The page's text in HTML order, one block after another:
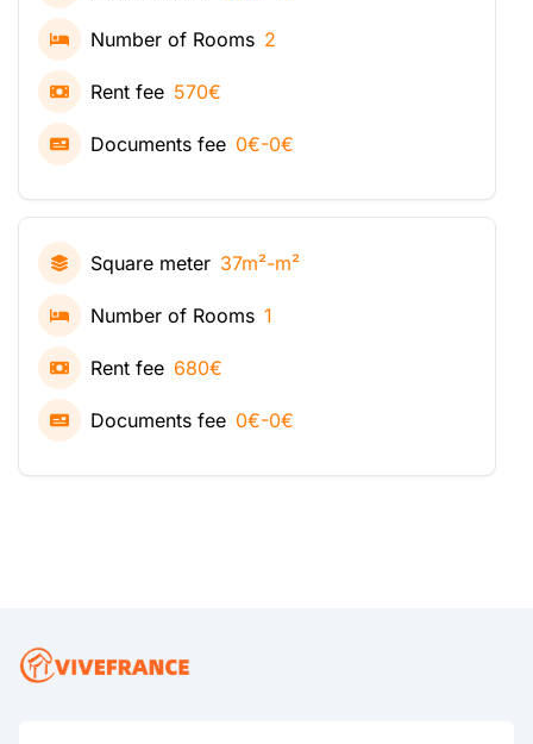
Number of Rooms 2
Rent fee 570€
Documents fee 0€-0€
Square meter 37m²-m²
Number of Rooms 1
Rent fee 680€
Documents fee 0€-0€